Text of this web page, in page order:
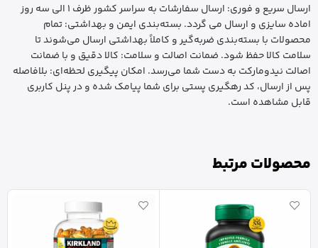
ارسال سریع و فوری: ارسال سفارشات به سراسر کشور ظرف 1 الی سه روز
اماده سایزی و ارسال می گردد. بسته‌بندی ایمن و بهداشتی: تمام
محصولات با بسته‌بندی ضربه‌گیر و کاملاً بهداشتی ارسال می‌شوند تا
سلامت کالا حفظ شود. ضمانت اصالت و سلامت: کالا دقیق و با ضمانت
اصالت نیدومارکت به دست شما می‌رسد. امکان پیگیری لحظه‌ای: بلافاصله
پس از ارسال، کد رهگیری پستی برای شما پیامک شده و در پنل کاربری
قابل مشاهده است.
محصولات مرتبط